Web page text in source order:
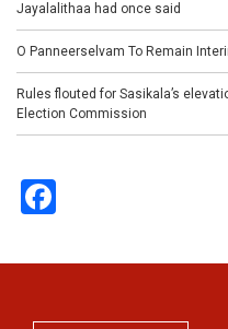
Jayalalithaa had once said
O Panneerselvam To Remain
Rules flouted for Sasikala’s
Election Commission